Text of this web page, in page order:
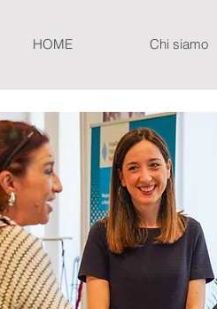
HOME Chi siamo